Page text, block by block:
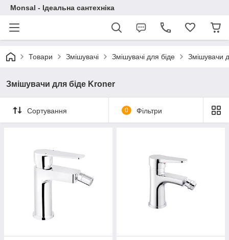
Monsal - Ідеальна сантехніка
Товари Змішувачі Змішувачі для біде Змішувачи
Змішувачи для біде Kroner
Сортування 0 Фільтри